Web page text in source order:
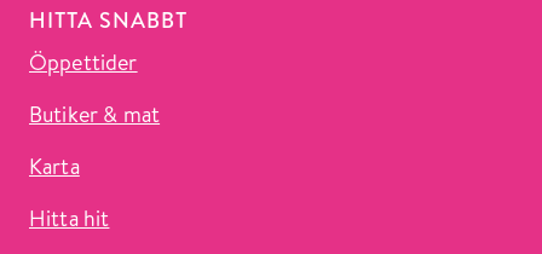
HITTA SNABBT
Öppettider
Butiker & mat
Karta
Hitta hit